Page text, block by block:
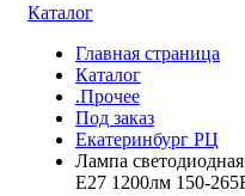
Каталог
Главная страница
Каталог
.Прочее
Под заказ
Екатеринбург РЦ
Лампа
E27 1200лм 150-